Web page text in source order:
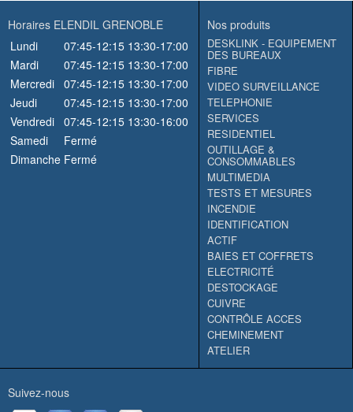
Horaires ELENDIL GRENOBLE
Lundi
07:45-12:15 13:30-17:00
Mardi
07:45-12:15 13:30-17:00
Mercredi 07:45-12:15 13:30-17:00
Jeudi
07:45-12:15 13:30-17:00
Vendredi 07:45-12:15 13:30-16:00
Samedi
Fermé
Dimanche Fermé
Nos produits
DESKLINK - EQUIPEMENT
DES BUREAUX
FIBRE
VIDEO SURVEILLANCE
TELEPHONIE
SERVICES
RESIDENTIEL
OUTILLAGE &
CONSOMMABLES
MULTIMEDIA
TESTS ET MESURES
INCENDIE
IDENTIFICATION
ACTIF
BAIES ET COFFRETS
ELECTRICITÉ
DESTOCKAGE
CUIVRE
CONTRÔLE ACCES
CHEMINEMENT
ATELIER
Suivez-nous